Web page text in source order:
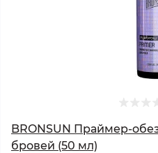
BRONSUN Праймер-
бровей (50 мл)